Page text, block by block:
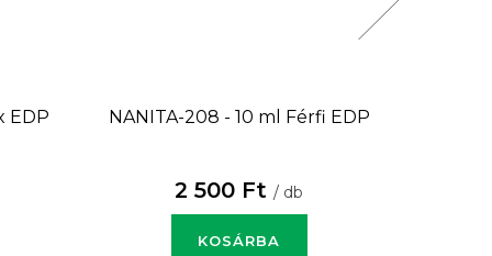
EDP NANITA-208 - 10 ml Férfi EDP
2 500 Ft / db
KOSÁRBA